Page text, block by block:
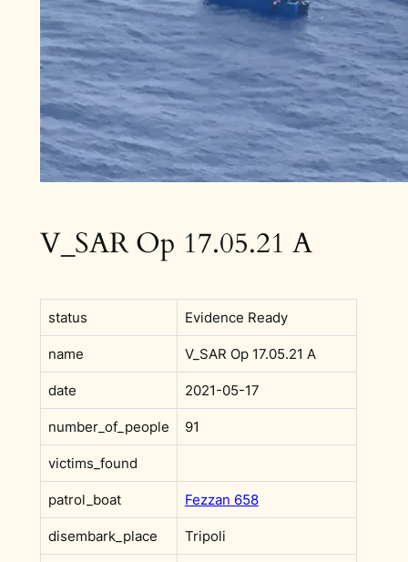
V_SAR Op 17.05.21 A
status Evidence Ready
name V_SAR Op 17.05.21 A
date 2021-05-17
number_of_people 91
victims_found
patrol_boat Fezzan 658
disembark_place Tripoli